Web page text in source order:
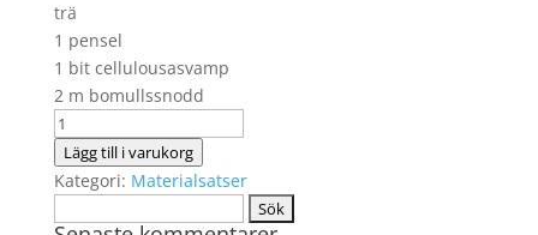
trä
1 pensel
1 bit cellulousasvamp
2 m bomullssnodd
Måla
stjärnor!
mängd
Lägg till i varukorg
Kategori: Materialsatser